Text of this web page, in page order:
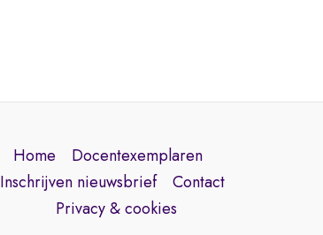
Home
Docentexemplaren
Inschrijven nieuwsbrief
Contact
Privacy & cookies